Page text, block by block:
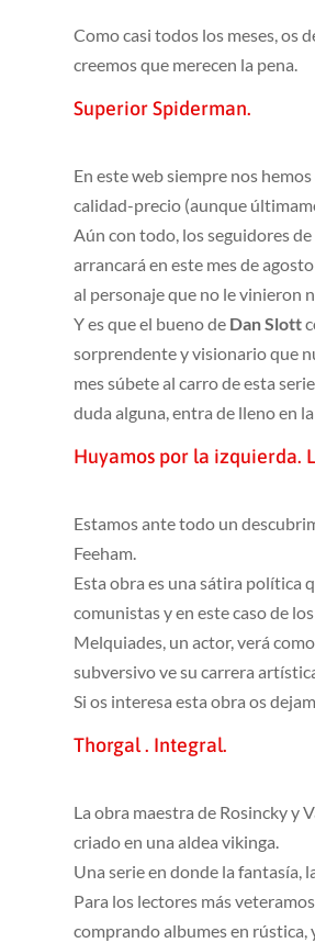
Como casi todos los meses, os
creemos que merecen la pena.
Superior Spiderman.
En este web siempre nos
calidad-precio (aunque
Aún con todo, los seguidores
arrancará en este mes de
al personaje que no le vinieron
Y es que el bueno de Dan Slott
sorprendente y visionario que
mes súbete al carro de esta
duda alguna, entra de lleno en
Huyamos por la izquierda.
Estamos ante todo un
Feeham.
Esta obra es una sátira política
comunistas y en este caso de
Melquiades, un actor, verá
subversivo ve su carrera
Si os interesa esta obra os
Thorgal . Integral.
La obra maestra de Rosincky y
criado en una aldea vikinga.
Una serie en donde la fantasía,
Para los lectores más
comprando albumes en